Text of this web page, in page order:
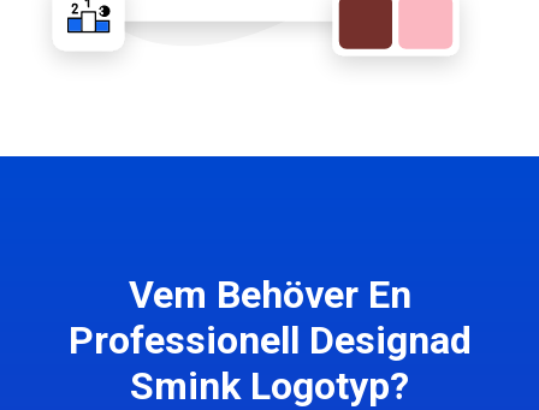
Vem Behöver En
Professionell Designad
Smink Logotyp?